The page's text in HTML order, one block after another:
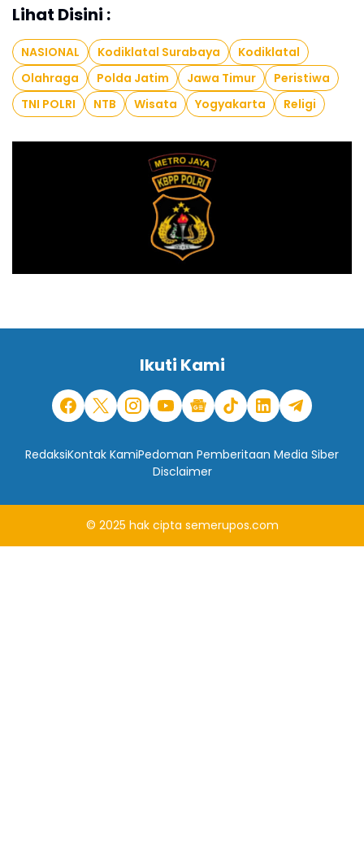
Lihat Disini :
NASIONAL Kodiklatal Surabaya
Kodiklatal
Olahraga
Polda Jatim Jawa Timur
Peristiwa
TNI POLRI
NTB Wisata Yogyakarta Religi
Ikuti Kami
RedaksiKontak KamiPedoman Pemberitaan Media Siber
Disclaimer
© 2025 hak cipta semerupos.com